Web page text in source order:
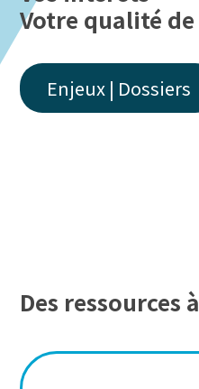
Votre qualité
Enjeux | Dossiers
Des ressources